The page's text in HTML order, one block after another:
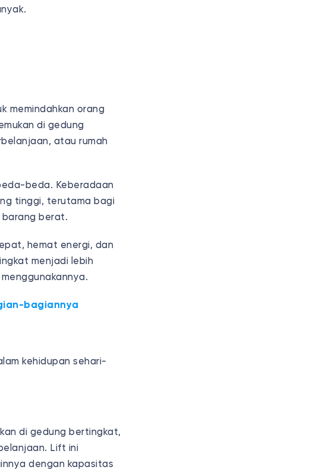
memindahkan orang
di gedung
atau rumah
beda. Keberadaan
tinggi, terutama bagi
berat.
hemat energi, dan
menjadi lebih
bagiannya
kehidupan sehari-
di gedung bertingkat,
Lift ini
dengan kapasitas